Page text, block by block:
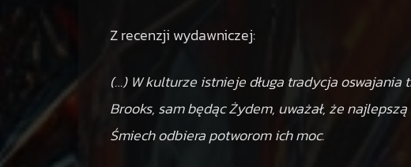
Z recenzji wydawniczej:
(…) W kulturze istnieje długa tradycja oswajania
Brooks, sam będąc Żydem, uważał, że
Śmiech odbiera potworom ich moc.